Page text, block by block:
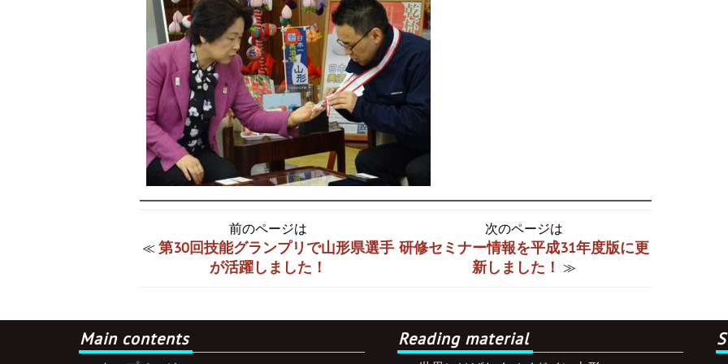
前のページは
≪ 第30回技能グランプリで山形県選手
が活躍しました！
次のページは
研修セミナー情報を平成31年度版に更
新しました！ ≫
Main contents Reading material